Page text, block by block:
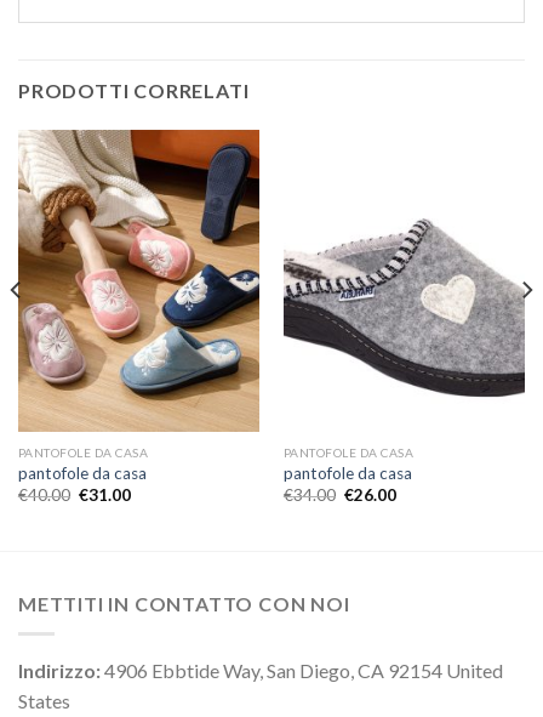
PRODOTTI CORRELATI
PANTOFOLE DA CASA
pantofole da casa
€40.00 €31.00
PANTOFOLE DA CASA
pantofole da casa
€34.00 €26.00
METTITI IN CONTATTO CON NOI
Indirizzo:4906 Ebbtide Way, San Diego, CA 92154 United
States